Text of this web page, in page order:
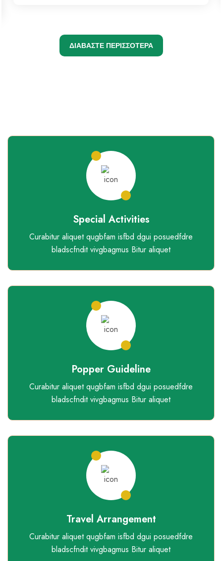
ΔΙΑΒΑΣΤΕ ΠΕΡΙΣΣΟΤΕΡΑ
Special Activities
Curabitur aliquet qugbfam isfbd dgui posuedfdre
bladscfndit vivgbagmus Bitur aliquet
Popper Guideline
Curabitur aliquet qugbfam isfbd dgui posuedfdre
bladscfndit vivgbagmus Bitur aliquet
Travel Arrangement
Curabitur aliquet qugbfam isfbd dgui posuedfdre
bladscfndit vivgbagmus Bitur aliquet